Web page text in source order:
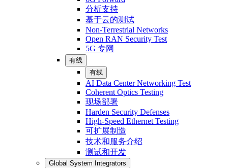
分析支持
基于云的测试
Non-Terrestrial Networks
Open RAN Security Test
5G 专网
有线
有线
AI Data Center Networking Test
Coherent Optics Testing
现场部署
Harden Security Defenses
High-Speed Ethernet Testing
可扩展制造
技术和服务介绍
测试和开发
Global System Integrators